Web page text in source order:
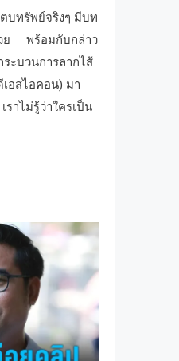
บทรัพย์จริงๆ มีบท
ย พร้อมกับกล่าว
ะบวนการลากไส้
เอสไอคอน) มา
ราไม่รู้ว่าใครเป็น